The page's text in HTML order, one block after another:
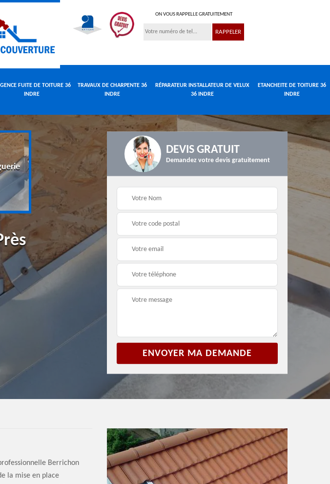
ON VOUS RAPPELLE GRATUITEMENT
FUITE DE TOITURE 36
INDRE
TRAVAUX DE CHARPENTE 36
INDRE
RÉPARATEUR INSTALLATEUR DE VELUX
36 INDRE
ETANCHEITE DE TOITURE 36
INDRE
Urgence fuite de
toiture 36 Indre
Travaux de charpente
36 Indre
Réparateur
36 Indre
DEVIS GRATUIT
Demandez votre devis gratuitement
Berrichon
la mise en place